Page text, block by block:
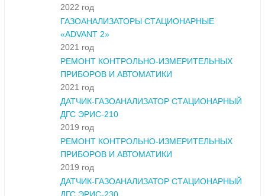
2022 год
ГАЗОАНАЛИЗАТОРЫ СТАЦИОНАРНЫЕ
«ADVANT 2»
2021 год
РЕМОНТ КОНТРОЛЬНО-ИЗМЕРИТЕЛЬНЫХ
ПРИБОРОВ И АВТОМАТИКИ
2021 год
ДАТЧИК-ГАЗОАНАЛИЗАТОР СТАЦИОНАРНЫЙ
ДГС ЭРИС-210
2019 год
РЕМОНТ КОНТРОЛЬНО-ИЗМЕРИТЕЛЬНЫХ
ПРИБОРОВ И АВТОМАТИКИ
2019 год
ДАТЧИК-ГАЗОАНАЛИЗАТОР СТАЦИОНАРНЫЙ